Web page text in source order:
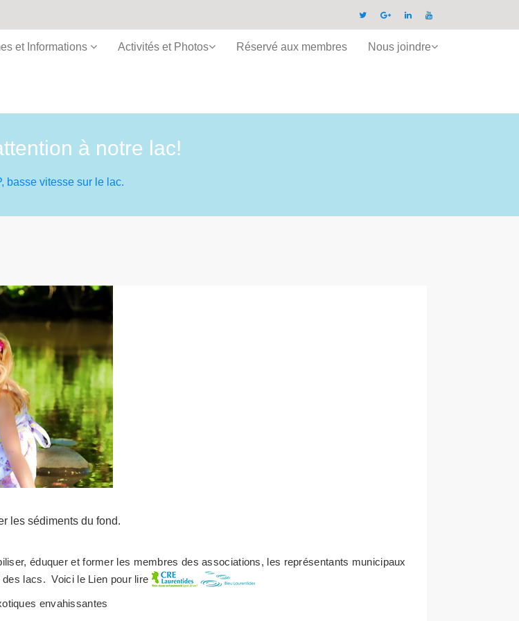
et Informations Activités et Photos Réservé aux membres Nous joindre
à notre lac!
basse vitesse sur le lac.
les sédiments du fond.
éduquer et former les membres des associations, les représentants municipaux
des lacs. Voici le Lien pour lire
envahissantes